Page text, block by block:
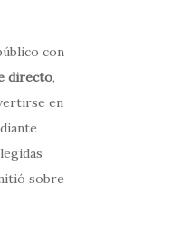
con
directo,
en
sobre